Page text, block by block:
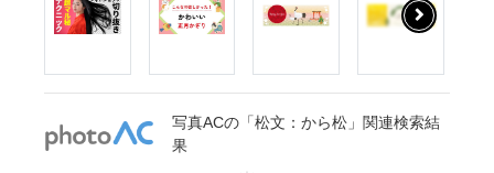
写真ACの「松文：から松」関連検索結
果